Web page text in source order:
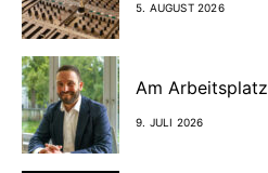
5. AUGUST 2026
Am
9. JULI 2026